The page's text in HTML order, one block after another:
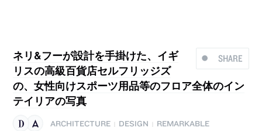
SHARE
ネリ&フーが設計を手掛けた、イギ
リスの高級百貨店セルフリッジズ
の、女性向けスポーツ用品等のフロア全体のイン
テイリアの写真
ARCHITECTURE DESIGN
REMARKABLE